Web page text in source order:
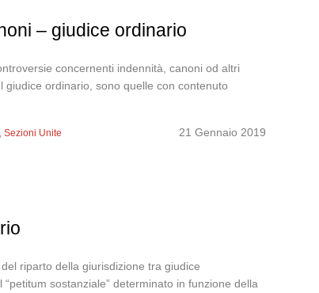
– giudice ordinario
concernenti indennità, canoni od altri
ordinario, sono quelle con contenuto
21 Gennaio 2019
,Sezioni Unite
riparto della giurisdizione tra giudice
sostanziale” determinato in funzione della